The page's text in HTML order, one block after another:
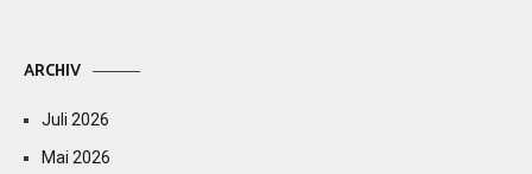
ARCHIV
Juli 2026
Mai 2026